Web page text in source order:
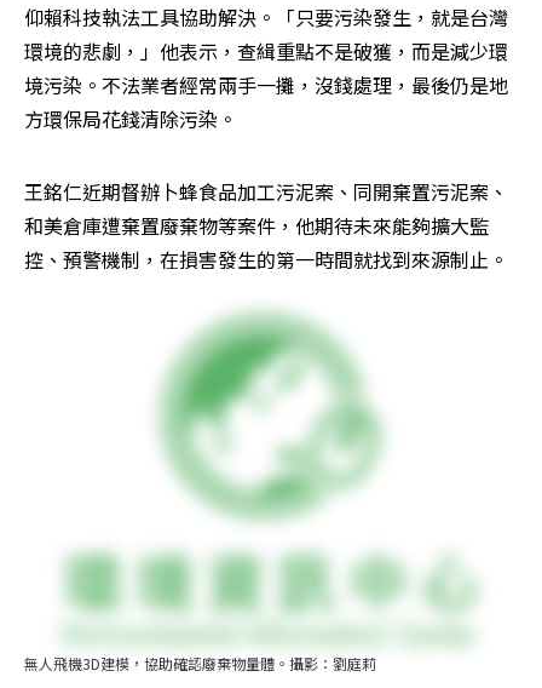
仰賴科技執法工具協助解決。「只要污染發生，就是台灣
環境的悲劇，」他表示，查緝重點不是破獲，而是減少環
境污染。不法業者經常兩手一攤，沒錢處理，最後仍是地
方環保局花錢清除污染。
王銘仁近期督辦卜蜂食品加工污泥案、同開棄置污泥案、
和美倉庫遭棄置廢棄物等案件，他期待未來能夠擴大監
控、預警機制，在損害發生的第一時間就找到來源制止。
無人飛機3D建模，協助確認廢棄物量體。攝影：劉庭莉